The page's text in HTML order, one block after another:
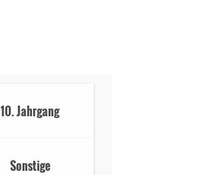
10. Jahrgang
Sonstige